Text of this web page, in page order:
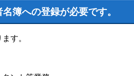
簿への登録が必要です。
す。